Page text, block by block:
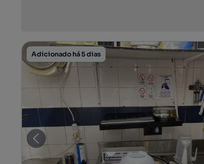
Adicionado há 5 dias